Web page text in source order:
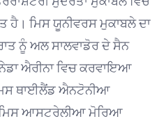
ਹੈ। ਮਿਸ ਯੂਨੀਵਰਸ ਮੁਕਾਬਲੇ ਦਾ
ਨੂੰ ਅਲ ਸਾਲਵਾਡੋਰ ਦੇ ਸੈਨ
ਐਰੀਨਾ ਵਿਚ ਕਰਵਾਇਆ
ਥਾਈਲੈਂਡ ਐਨਟੋਨੀਆ
ਮਿਸ ਆਸਟਰੇਲੀਆ ਮੋਰਿਆ